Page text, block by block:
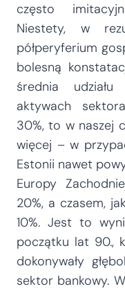
często
Niestety, w
półperyferium
bolesną
średnia
aktywach
30%, to w naszej
więcej – w
Estonii nawet
Europy
20%, a czasem,
10%. Jest to
początku lat 90.,
dokonywały
sektor bankowy.